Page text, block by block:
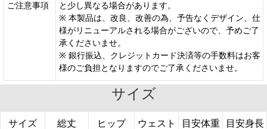
ご注意事項
と少し異なる場合があります。
※ 本製品は、改良、改善の為、予告なくデザイン、仕
様がリニューアルされる場合がございので、予めご了
承くださいませ。
※ 銀行振込、クレジットカード決済等の手数料はお客
様のご負担となりますのでご了承くださいませ。
サイズ
サイズ 総丈 ヒップ ウェスト 目安体重 目安身長